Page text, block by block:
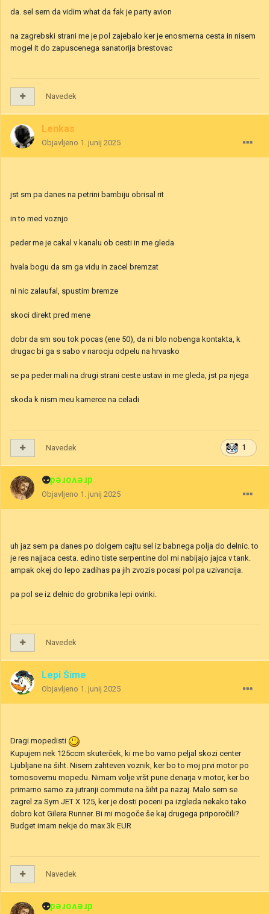
da. sel sem da vidim what da fak je party avion
na zagrebski strani me je pol zajebalo ker je enosmerna cesta in nisem
mogel it do zapuscenega sanatorija brestovac
Navedek
Lenkas
Objavljeno 1. junij 2025
jst sm pa danes na petrini bambiju obrisal rit
in to med voznjo
peder me je cakal v kanalu ob cesti in me gleda
hvala bogu da sm ga vidu in zacel bremzat
ni nic zalaufal, spustim bremze
skoci direkt pred mene
dobr da sm sou tok pocas (ene 50), da ni blo nobenga kontakta, k
drugac bi ga s sabo v narocju odpelu na hrvasko
se pa peder mali na drugi strani ceste ustavi in me gleda, jst pa njega
skoda k nism meu kamerce na celadi
1
Navedek
👽drevored
Objavljeno 1. junij 2025
uh jaz sem pa danes po dolgem cajtu sel iz babnega polja do delnic. to
je res najjaca cesta. edino tiste serpentine dol mi nabijajo jajca v tank.
ampak okej do lepo zadihas pa jih zvozis pocasi pol pa uzivancija.
pa pol se iz delnic do grobnika lepi ovinki.
Navedek
Lepi Šime
Objavljeno 1. junij 2025
Dragi mopedisti
Kupujem nek 125ccm skuterček, ki me bo varno peljal skozi center
Ljubljane na šiht. Nisem zahteven voznik, ker bo to moj prvi motor po
tomosovemu mopedu. Nimam volje vršt pune denarja v motor, ker bo
primarno samo za jutranji commute na šiht pa nazaj. Malo sem se
zagrel za Sym JET X 125, ker je dosti poceni pa izgleda nekako tako
dobro kot Gilera Runner. Bi mi mogoče še kaj drugega priporočili?
Budget imam nekje do max 3k EUR
Navedek
👽drevored